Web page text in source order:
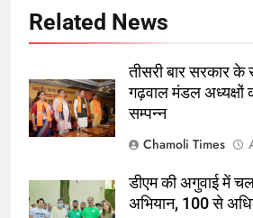
Related News
तीसरी बार सरकार
गढ़वाल मंडल अध्यक्षों
सम्पन्न
Chamoli Times
डीएम की अगुवाई में
अभियान, 100 से